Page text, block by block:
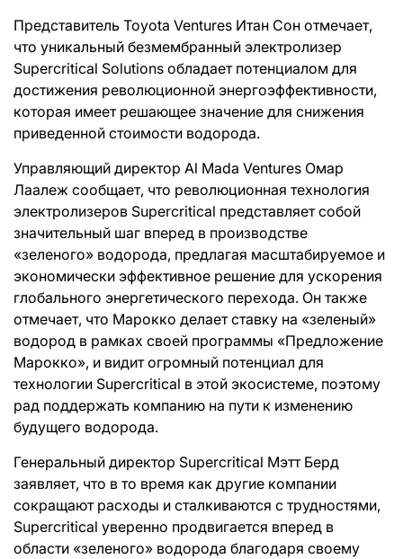
Представитель Toyota Ventures Итан Сон отмечает,
что уникальный безмембранный электролизер
Supercritical Solutions обладает потенциалом для
достижения революционной энергоэффективности,
которая имеет решающее значение для снижения
приведенной стоимости водорода.
Управляющий директор Al Mada Ventures Омар
Лаалеж сообщает, что революционная технология
электролизеров Supercritical представляет собой
значительный шаг вперед в производстве
«зеленого» водорода, предлагая масштабируемое и
экономически эффективное решение для ускорения
глобального энергетического перехода. Он также
отмечает, что Марокко делает ставку на «зеленый»
водород в рамках своей программы «Предложение
Марокко», и видит огромный потенциал для
технологии Supercritical в этой экосистеме, поэтому
рад поддержать компанию на пути к изменению
будущего водорода.
Генеральный директор Supercritical Мэтт Берд
заявляет, что в то время как другие компании
сокращают расходы и сталкиваются с трудностями,
Supercritical уверенно продвигается вперед в
области «зеленого» водорода благодаря своему